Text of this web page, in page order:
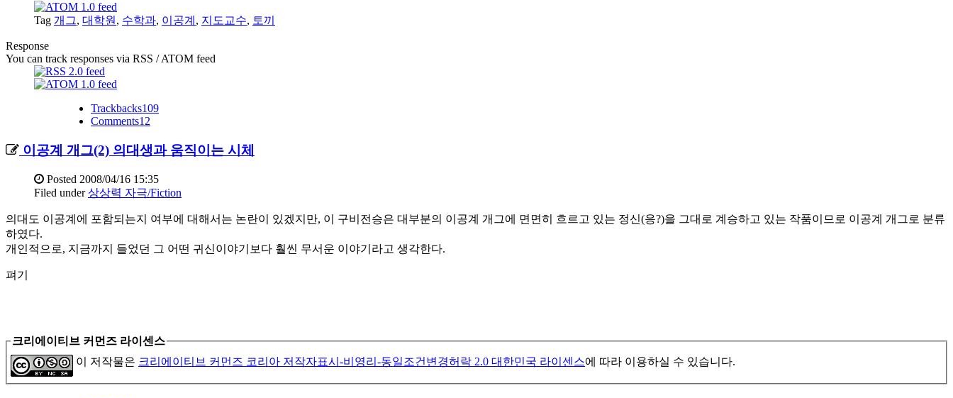
Tag 개그, 대학원 , 수학과, 이공계 , 지도교수, 토끼
Response
You can track responses via RSS / ATOM feed
Trackbacks109
Comments12
이공계 개그(2) 의대생과 움직이는 시체
Posted 2008/04/16 15:35
Filed under 상상력 자극/Fiction
의대도 이공계에 포함되는지 여부에 대해서는 논란이 있겠지만, 이 구비전승은 대부분의 이공계 개그에 면면히 흐르고 있는 정신(응?)을 그대로 계승하고 있는 작품이므로 이공계 개그로 분류
하였다.
개인적으로, 지금까지 들었던 그 어떤 귀신이야기보다 훨씬 무서운 이야기라고 생각한다.
펴기
크리에이티브 커먼즈 라이센스
이 저작물은 크리에이티브 커먼즈 코리아 저작자표시-비영리-동일조건변경허락 2.0 대한민국 라이센스에 따라 이용하실 수 있습니다.